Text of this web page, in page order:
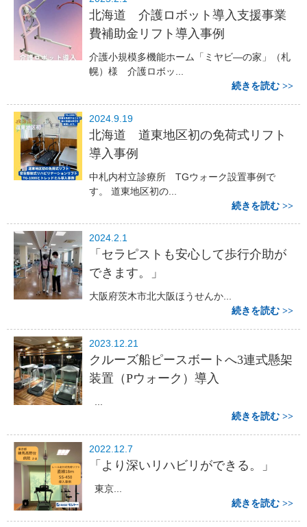
北海道 介護ロボット導入支援事業
費補助金リフト導入事例
介護小規模多機能ホーム「ミヤビ―の家」（札
幌）様 介護ロボッ...
続きを読む
2024.9.19
北海道 道東地区初の免荷式リフト
導入事例
中札内村立診療所 TGウォーク設置事例で
す。 道東地区初の...
続きを読む
2024.2.1
「セラピストも安心して歩行介助が
できます。」
大阪府茨木市北大阪ほうせんか...
続きを読む
2023.12.21
クルーズ船ピースボートへ3連式懸架
装置（Pウォーク）導入
続きを読む
2022.12.7
「より深いリハビリができる。」
東京...
続きを読む